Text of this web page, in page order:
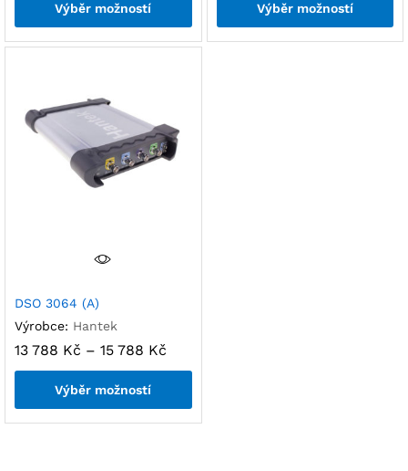
Výběr možností Výběr možností
DSO 3064 (A)
Výrobce: Hantek
13 788 Kč – 15 788 Kč
Výběr možností